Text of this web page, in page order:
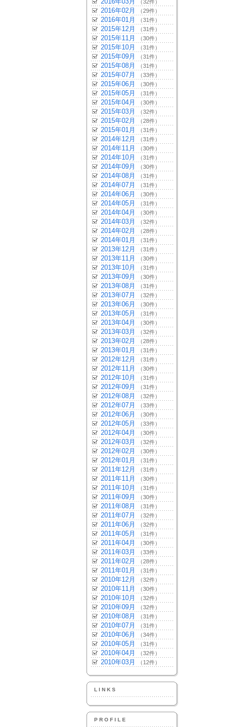
（32件）
2016年02月 （29件）
2016年01月 （31件）
2015年12月 （31件）
2015年11月 （30件）
2015年10月 （31件）
2015年09月 （31件）
2015年08月 （31件）
2015年07月 （33件）
2015年06月 （30件）
2015年05月 （31件）
2015年04月 （30件）
2015年03月 （32件）
2015年02月 （28件）
2015年01月 （31件）
2014年12月 （31件）
2014年11月 （30件）
2014年10月 （31件）
2014年09月 （30件）
2014年08月 （31件）
2014年07月 （31件）
2014年06月 （30件）
2014年05月 （31件）
2014年04月 （30件）
2014年03月 （32件）
2014年02月 （28件）
2014年01月 （31件）
2013年12月 （31件）
2013年11月 （30件）
2013年10月 （31件）
2013年09月 （30件）
2013年08月 （31件）
2013年07月 （32件）
2013年06月 （30件）
2013年05月 （31件）
2013年04月 （30件）
2013年03月 （32件）
2013年02月 （28件）
2013年01月 （31件）
2012年12月 （31件）
2012年11月 （30件）
2012年10月 （31件）
2012年09月 （31件）
2012年08月 （32件）
2012年07月 （33件）
2012年06月 （30件）
2012年05月 （33件）
2012年04月 （30件）
2012年03月 （32件）
2012年02月 （30件）
2012年01月 （31件）
2011年12月 （31件）
2011年11月 （30件）
2011年10月 （31件）
2011年09月 （30件）
2011年08月 （31件）
2011年07月 （32件）
2011年06月 （32件）
2011年05月 （31件）
2011年04月 （30件）
2011年03月 （33件）
2011年02月 （28件）
2011年01月 （31件）
2010年12月 （32件）
2010年11月 （30件）
2010年10月 （32件）
2010年09月 （32件）
2010年08月 （31件）
2010年07月 （31件）
2010年06月 （34件）
2010年05月 （31件）
2010年04月 （32件）
2010年03月 （12件）
LINKS
PROFILE